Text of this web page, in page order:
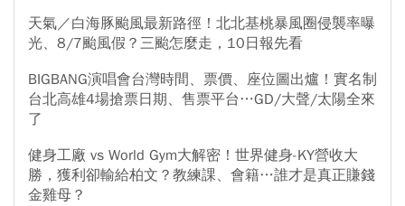
天氣／白海豚颱風最新路徑！北北基桃暴風圈侵襲率曝
光、8/7颱風假？三颱怎麼走，10日報先看
BIGBANG演唱會台灣時間、票價、座位圖出爐！實名制
台北高雄4場搶票日期、售票平台…GD/大聲/太陽全來
了
健身工廠 vs World Gym大解密！世界健身-KY營收大
勝，獲利卻輸給柏文？教練課、會籍…誰才是真正賺錢
金雞母？